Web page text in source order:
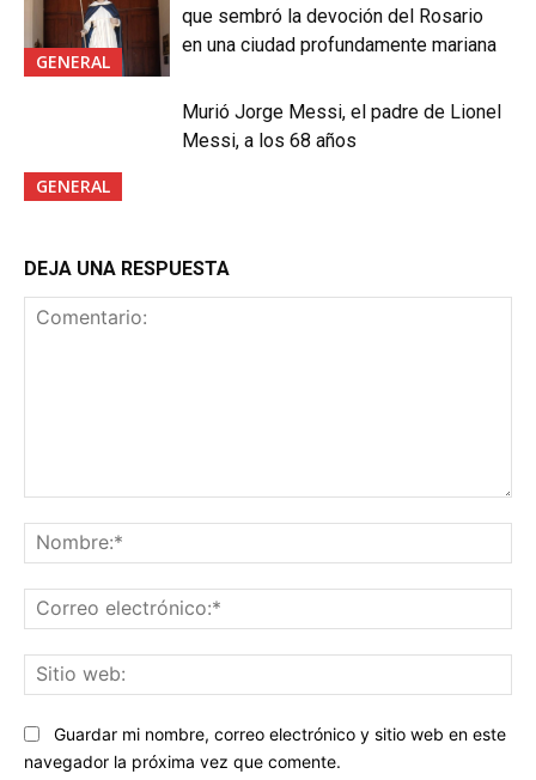
GENERAL
que sembró la devoción del Rosario
en una ciudad profundamente mariana
GENERAL
Murió Jorge Messi, el padre de Lionel
Messi, a los 68 años
DEJA UNA RESPUESTA
Guardar mi nombre, correo electrónico y sitio web en este
navegador la próxima vez que comente.